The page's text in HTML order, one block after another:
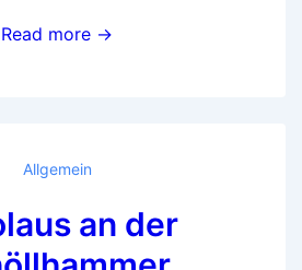
Goldene
Read more →
Allgemein
an der